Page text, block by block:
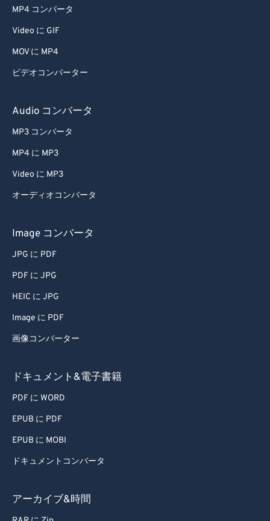
MP4 コンバータ
Video に GIF
MOV に MP4
ビデオコンバーター
Audio コンバータ
MP3 コンバータ
MP4 に MP3
Video に MP3
オーディオコンバータ
Image コンバータ
JPG に PDF
PDF に JPG
HEIC に JPG
Image に PDF
画像コンバーター
ドキュメント&電子書籍
PDF に WORD
EPUB に PDF
EPUB に MOBI
ドキュメントコンバータ
アーカイブ&時間